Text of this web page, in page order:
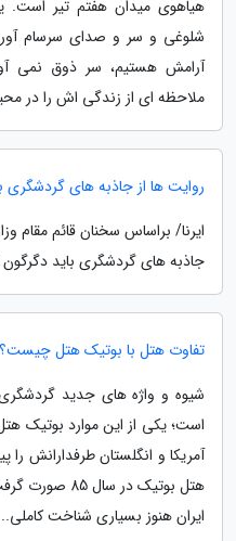
هیاهوی میدان هفتم تیر است.
شلوغی و سر و صدای سرسام
آرامش هستیم، سر ذوق نمی
ملاحظه ای از زندگی اش را در
روایت ها از جاذبه های گردشگری
ایرنا/ براساس سخنان قائم مقام
جاذبه های گردشگری باید
تفاوت هتل با بوتیک هتل چیست؟
شیوه و واژه های جدید گردشگری
آمریکا و انگلستان طرفدارانش
ایران هنوز بسیاری شناخت